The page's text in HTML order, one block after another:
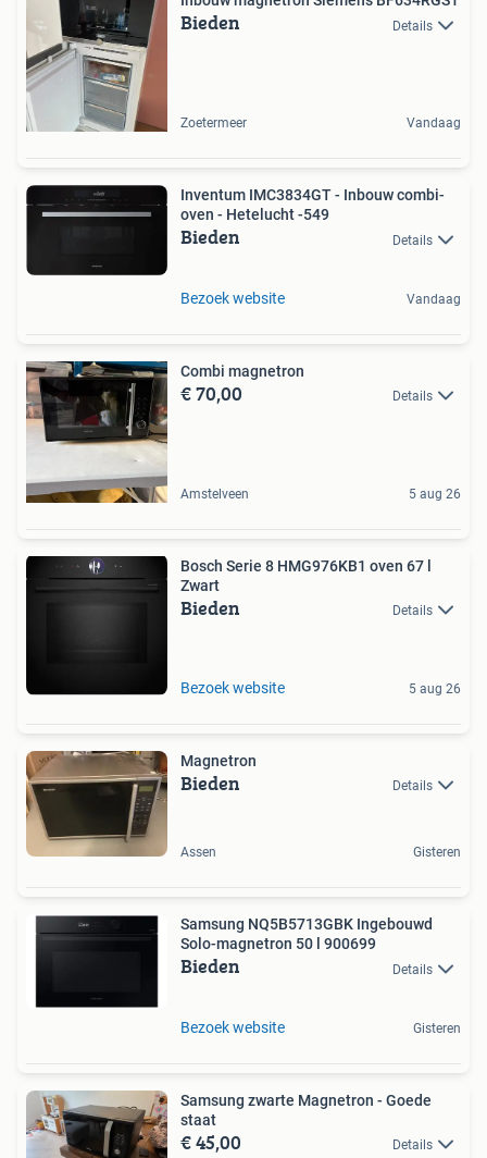
Bieden Details
Zoetermeer Vandaag
Inventum IMC3834GT - Inbouw combi-
oven - Hetelucht -549
Bieden Details
Bezoek website Vandaag
Combi magnetron
€ 70,00 Details
Amstelveen 5 aug 26
Bosch Serie 8 HMG976KB1 oven 67 l
Zwart
Bieden Details
Bezoek website 5 aug 26
Magnetron
Bieden Details
Assen Gisteren
Samsung NQ5B5713GBK Ingebouwd
Solo-magnetron 50 l 900699
Bieden Details
Bezoek website Gisteren
Samsung zwarte Magnetron - Goede
staat
€ 45,00 Details